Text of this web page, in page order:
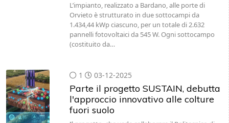
L’impianto, realizzato a Bardano, alle porte di
Orvieto è strutturato in due sottocampi da
1.434,44 kWp ciascuno, per un totale di 2.632
pannelli fotovoltaici da 545 W. Ogni sottocampo
(costituito da…
1 03-12-2025
Parte il progetto SUSTAIN, debutta
l'approccio innovativo alle colture
fuori suolo